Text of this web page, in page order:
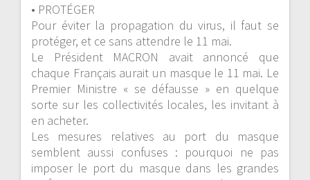
• PROTÉGER
Pour éviter la propagation du virus, il faut se
protéger, et ce sans attendre le 11 mai.
Le Président MACRON avait annoncé que
chaque Français aurait un masque le 11 mai. Le
Premier Ministre « se défausse » en quelque
sorte sur les collectivités locales, les invitant à
en acheter.
Les mesures relatives au port du masque
semblent aussi confuses : pourquoi ne pas
imposer le port du masque dans les grandes